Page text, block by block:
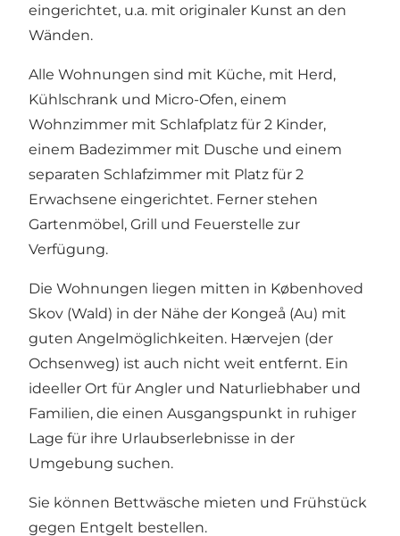
eingerichtet, u.a. mit originaler Kunst an den
Wänden.
Alle Wohnungen sind mit Küche, mit Herd,
Kühlschrank und Micro-Ofen, einem
Wohnzimmer mit Schlafplatz für 2 Kinder,
einem Badezimmer mit Dusche und einem
separaten Schlafzimmer mit Platz für 2
Erwachsene eingerichtet. Ferner stehen
Gartenmöbel, Grill und Feuerstelle zur
Verfügung.
Die Wohnungen liegen mitten in Københoved
Skov (Wald) in der Nähe der Kongeå (Au) mit
guten Angelmöglichkeiten. Hærvejen (der
Ochsenweg) ist auch nicht weit entfernt. Ein
ideeller Ort für Angler und Naturliebhaber und
Familien, die einen Ausgangspunkt in ruhiger
Lage für ihre Urlaubserlebnisse in der
Umgebung suchen.
Sie können Bettwäsche mieten und Frühstück
gegen Entgelt bestellen.